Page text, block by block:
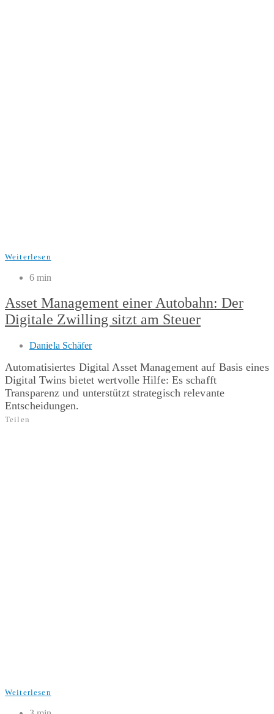
Weiterlesen
6 min
Asset Management einer Autobahn: Der
Digitale Zwilling sitzt am Steuer
Daniela Schäfer
Automatisiertes Digital Asset Management auf Basis eines
Digital Twins bietet wertvolle Hilfe: Es schafft
Transparenz und unterstützt strategisch relevante
Entscheidungen.
Teilen
Weiterlesen